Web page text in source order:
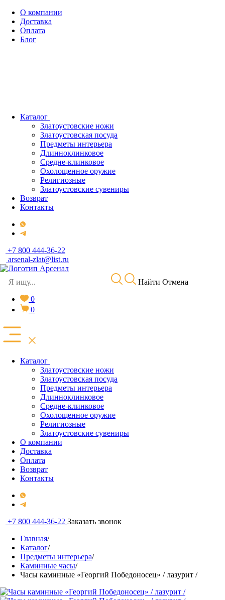
О компании
Доставка
Оплата
Блог
Каталог
Златоустовские ножи
Златоустовская посуда
Предметы интерьера
Длинноклинковое
Средне-клинковое
Охолощенное оружие
Религиозные
Златоустовские сувениры
Возврат
Контакты
+7 800 444-36-22
arsenal-zlat@list.ru
Найти Отмена
0
0
Каталог
Златоустовские ножи
Златоустовская посуда
Предметы интерьера
Длинноклинковое
Средне-клинковое
Охолощенное оружие
Религиозные
Златоустовские сувениры
О компании
Доставка
Оплата
Возврат
Контакты
+7 800 444-36-22 Заказать звонок
Главная/
Каталог/
Предметы интерьера/
Каминные часы/
Часы каминные «Георгий Победоносец» / лазурит /